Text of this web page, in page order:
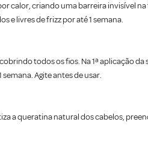
calor, criando uma barreira invisível
e livres de frizz por até 1 semana.
todos os fios. Na 1ª aplicação
Agite antes de usar.
a queratina natural dos cabelos,